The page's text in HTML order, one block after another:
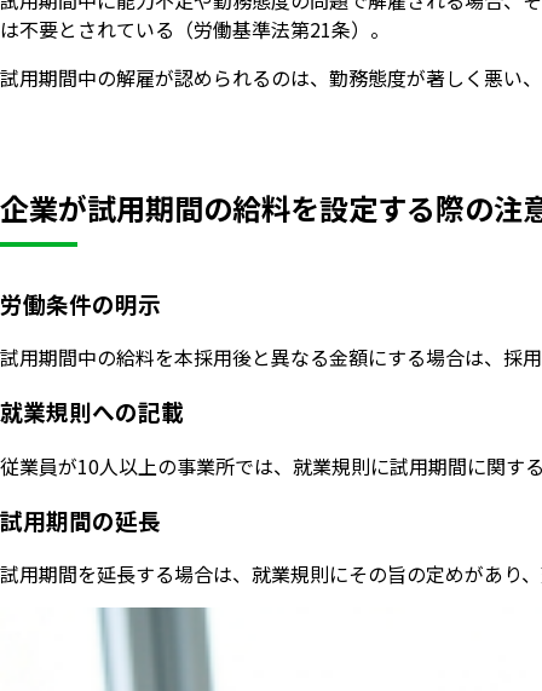
は不要とされている（労働基準法第21条）。
試用期間中の解雇が認められるのは、勤務態度が著しく悪い
企業が試用期間の給料を設定する際の注
労働条件の明示
試用期間中の給料を本採用後と異なる金額にする場合は、採
就業規則への記載
従業員が10人以上の事業所では、就業規則に試用期間に関
試用期間の延長
試用期間を延長する場合は、就業規則にその旨の定めがあり